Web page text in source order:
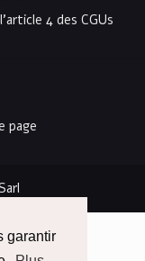
garantir
4 des CGUs
page